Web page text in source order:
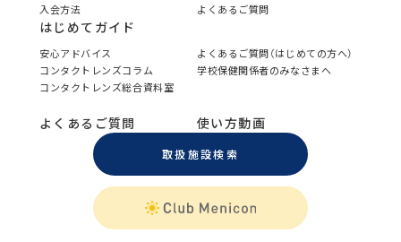
入会方法
よくあるご質問
はじめてガイド
安心アドバイス
よくあるご質問（はじめての方へ）
コンタクトレンズコラム
学校保健関係者のみなさまへ
コンタクトレンズ総合資料室
よくあるご質問 使い方動画
取扱施設検索